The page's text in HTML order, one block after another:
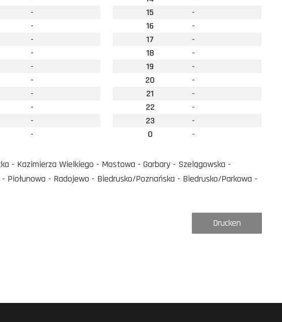
-
-
-
-
-
-
-
-
-
-
15
-
16
-
17
-
18
-
19
-
20
-
21
-
22
-
23
-
0
-
- Kazimierza Wielkiego - Mostowa - Garbary - Szelągowska -
Piołunowa - Radojewo - Biedrusko/Poznańska - Biedrusko/Parkowa -
Drucken